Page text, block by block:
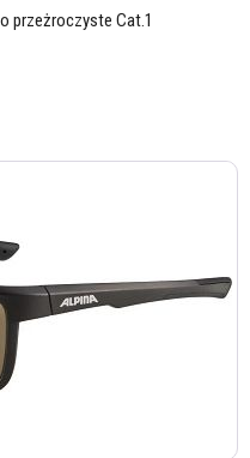
przeżroczyste Cat.1